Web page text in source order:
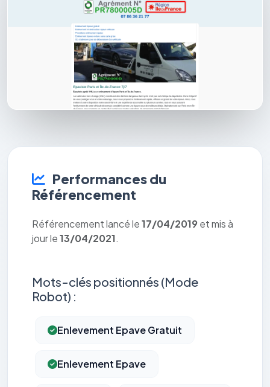
Performances du
Référencement
Référencement lancé le17/04/2019 et mis à
jour le13/04/2021.
Mots-clés positionnés (Mode
Robot) :
Enlevement Epave Gratuit
Enlevement Epave